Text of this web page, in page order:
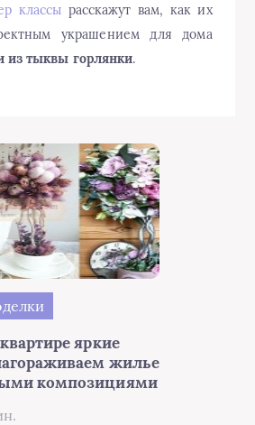
классы расскажут вам, как их
украшением для дома
из тыквы горлянки.
яркие
жилье
композициями